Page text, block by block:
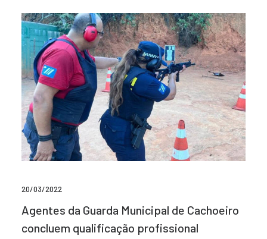
20/03/2022
Agentes da Guarda Municipal de Cachoeiro
concluem qualificação profissional